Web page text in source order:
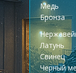
Медь
Бронза
Латунь
Свинец
Черный